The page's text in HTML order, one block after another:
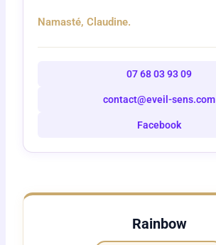
Namasté, Claudine.
07 68 03 93 09
contact@eveil-sens.com
Facebook
Rainbow